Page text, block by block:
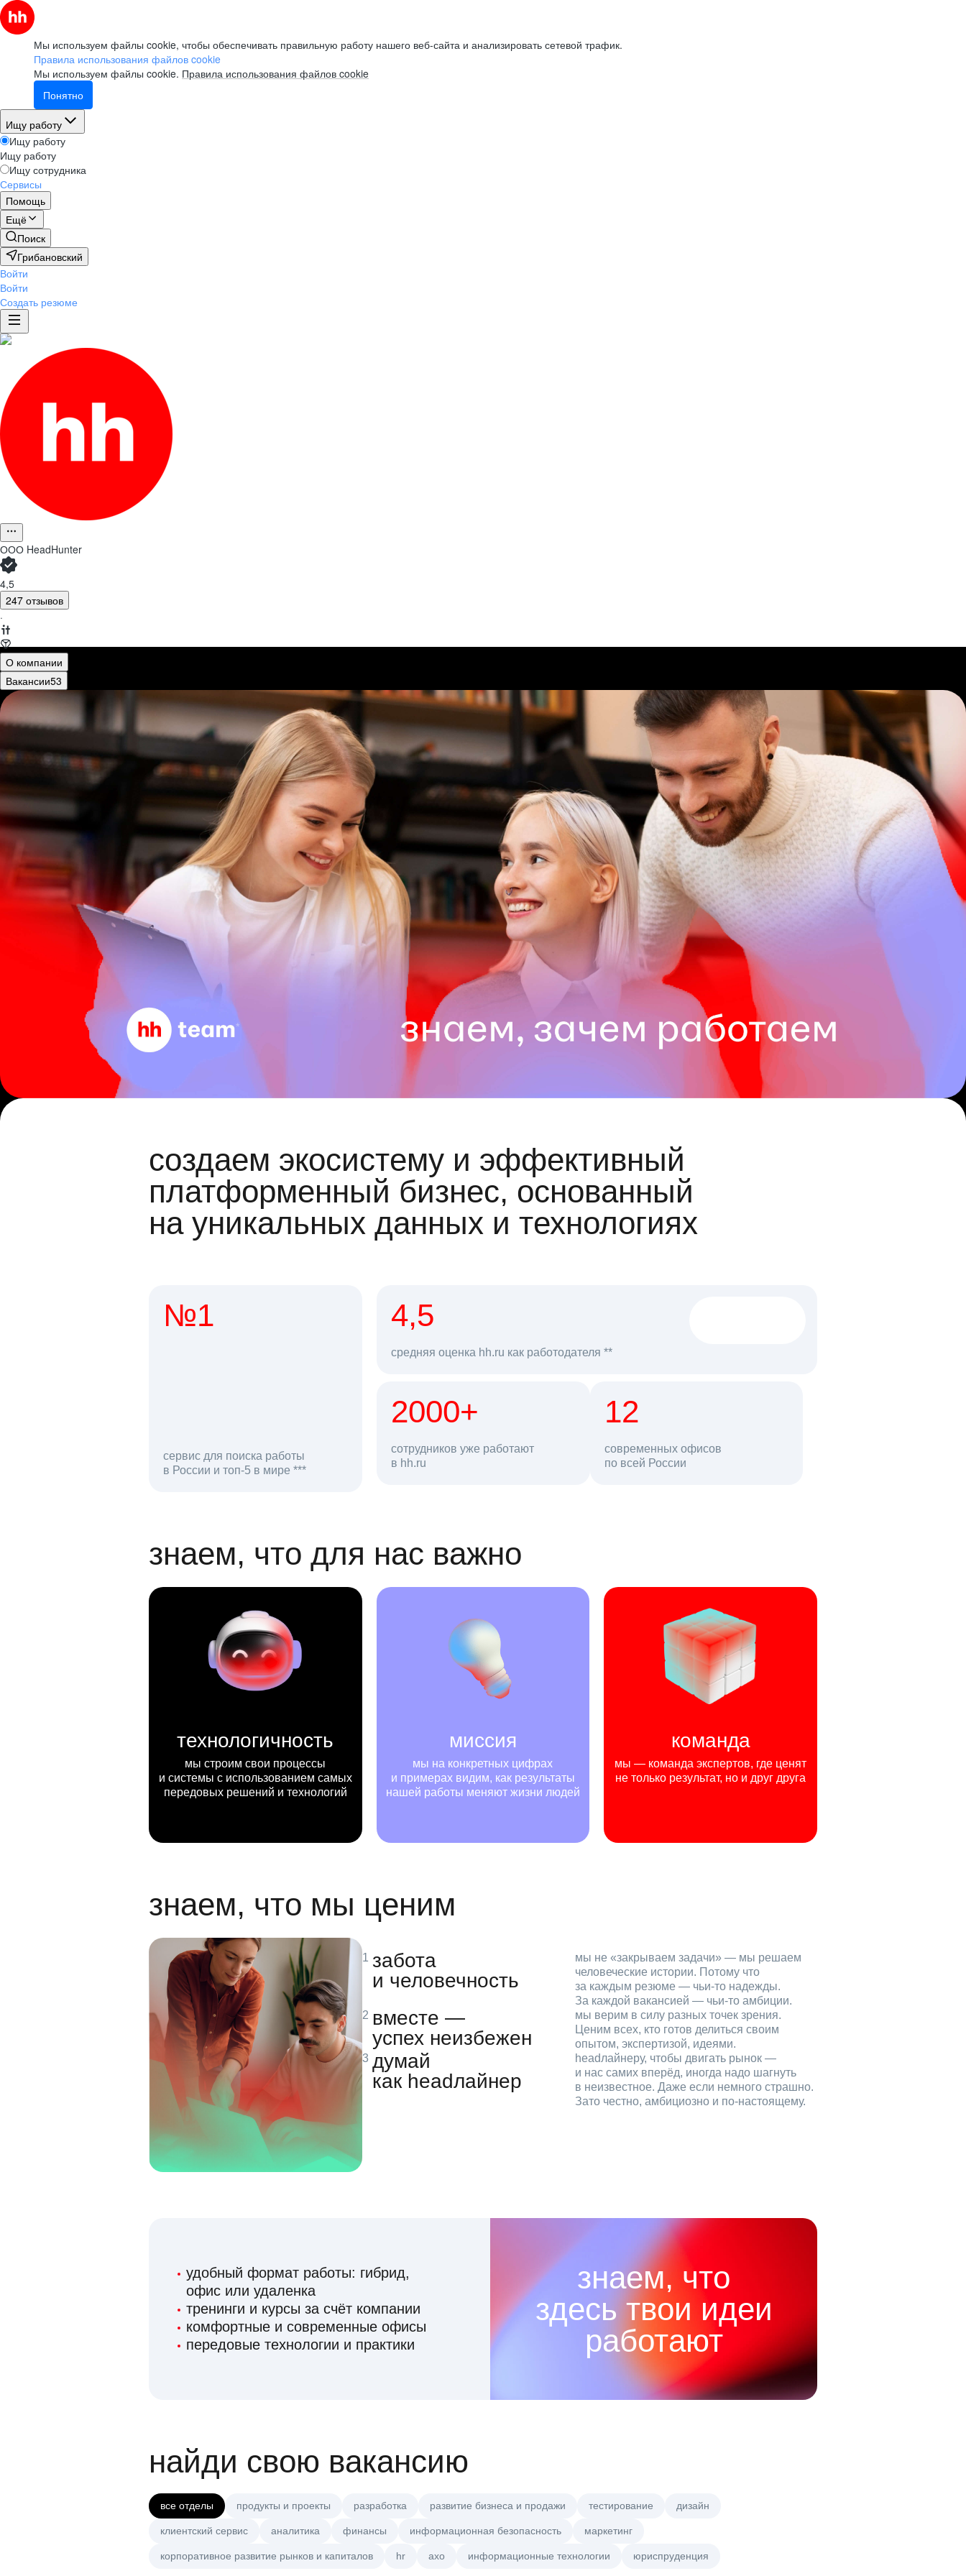
Мы используем файлы cookie, чтобы обеспечивать правильную работу нашего веб-сайта и анализировать сетевой трафик.
Правила использования файлов cookie
Мы используем файлы cookie. Правила использования файлов cookie
Понятно
Ищу работу
Ищу работу
Ищу работу
Ищу сотрудника
Сервисы
Помощь
Ещё
Поиск
Грибановский
Войти
Войти
Создать резюме
ООО HeadHunter
4,5
247 отзывов
·
О компании
Вакансии53
создаем экосистему и эффективный
платформенный бизнес, основанный
на уникальных данных и технологиях
№1
сервис для поиска работы
в России и топ-5 в мире ***
откликов на вакансии
4,5
средняя оценка hh.ru как работодателя **
2000+
сотрудников уже работают
в hh.ru
68 млн 12
современных офисов
по всей Россиипользователей в день
знаем, что для нас важно
технологичность
мы строим свои процессы
и системы с использованием самых
передовых решений и технологий
миссия
мы на конкретных цифрах
и примерах видим, как результаты
нашей работы меняют жизни людей
команда
мы — команда экспертов, где ценят
не только результат, но и друг друга
знаем, что мы ценим
забота
и человечность
мы не «закрываем задачи» — мы решаем
человеческие истории. Потому что
за каждым резюме — чьи‑то надежды.
За каждой вакансией — чьи‑то амбиции.
вместе —
успех неизбежен
мы верим в силу разных точек зрения.
Ценим всех, кто готов делиться своим
опытом, экспертизой, идеями.
думай
как headлайнер
headлайнеру, чтобы двигать рынок —
и нас самих вперёд, иногда надо шагнуть
в неизвестное. Даже если немного страшно.
Зато честно, амбициозно и по‑настоящему.
удобный формат работы: гибрид,
офис или удаленка
тренинги и курсы за счёт компании
комфортные и современные офисы
передовые технологии и практики
знаем, что
здесь твои идеи
работают
найди свою вакансию
все отделы продукты и проекты разработка развитие бизнеса и продажи тестирование дизайн
клиентский сервис аналитика финансы информационная безопасность маркетинг
корпоративное развитие рынков и капиталов hr axo информационные технологии юриспруденция